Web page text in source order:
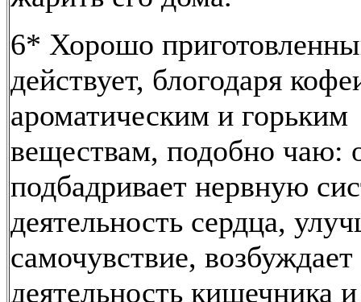
6* Хорошо
действует, блогодаря
ароматическим и горьким
веществам, подобно чаю:
подбадривает нервную
деятельность сердца,
самочувствие, возбуждает
деятельность кишечника и